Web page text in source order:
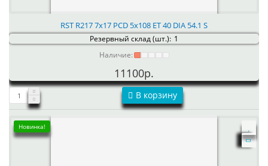
RST R217 7x17 PCD 5x108 ET 40 DIA 54.1 S
Резервный склад (шт.): 1
Наличие:
11100р.
В корзину
Новинка!